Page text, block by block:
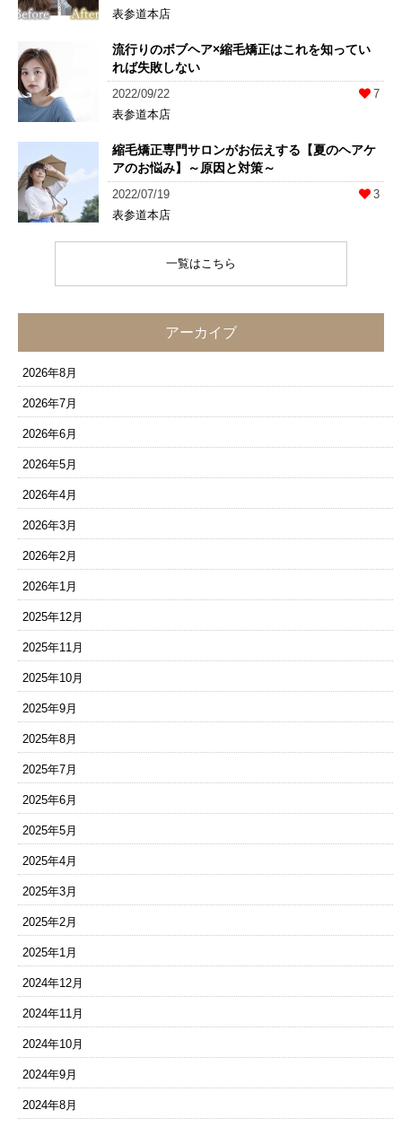
表参道本店
流行りのボブヘア×縮毛矯正はこれを知ってい
れば失敗しない
2022/09/22
7
表参道本店
縮毛矯正専門サロンがお伝えする【夏のヘアケ
アのお悩み】～原因と対策～
2022/07/19
3
表参道本店
一覧はこちら
アーカイブ
2026年8月
2026年7月
2026年6月
2026年5月
2026年4月
2026年3月
2026年2月
2026年1月
2025年12月
2025年11月
2025年10月
2025年9月
2025年8月
2025年7月
2025年6月
2025年5月
2025年4月
2025年3月
2025年2月
2025年1月
2024年12月
2024年11月
2024年10月
2024年9月
2024年8月